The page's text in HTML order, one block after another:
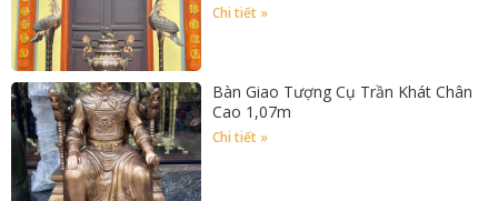
Chi tiết »
Bàn Giao Tượng Cụ Trần Khát Chân
Cao 1,07m
Chi tiết »